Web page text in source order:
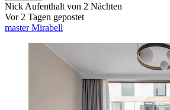
Nick Aufenthalt von 2 Nächten
Vor 2 Tagen gepostet
master Mirabell